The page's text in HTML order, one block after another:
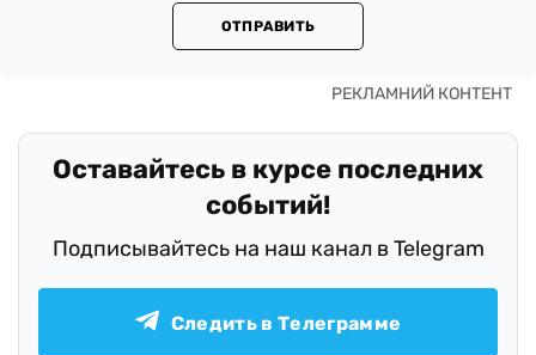
ОТПРАВИТЬ
Оставайтесь в курсе последних
событий!
Подписывайтесь на наш канал в Telegram
Следить в Телеграмме